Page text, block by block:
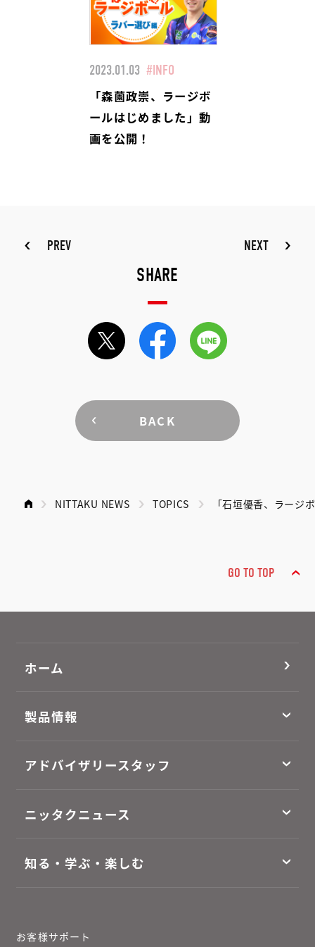
2023.01.03 #INFO
「森薗政崇、ラージボ
ールはじめました」動
画を公開！
PREV NEXT
SHARE
BACK
NITTAKU NEWS TOPICS 「石垣優香、ラージ
GO TO TOP
ホーム
製品情報
アドバイザリースタッフ
ニッタクニュース
知る・学ぶ・楽しむ
お客様サポート